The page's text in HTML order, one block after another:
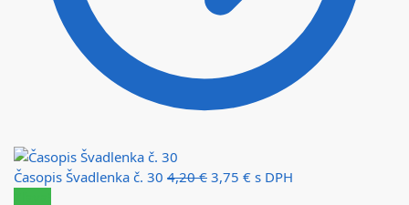
Časopis Švadlenka č. 30 4,20€ 3,75 € s DPH